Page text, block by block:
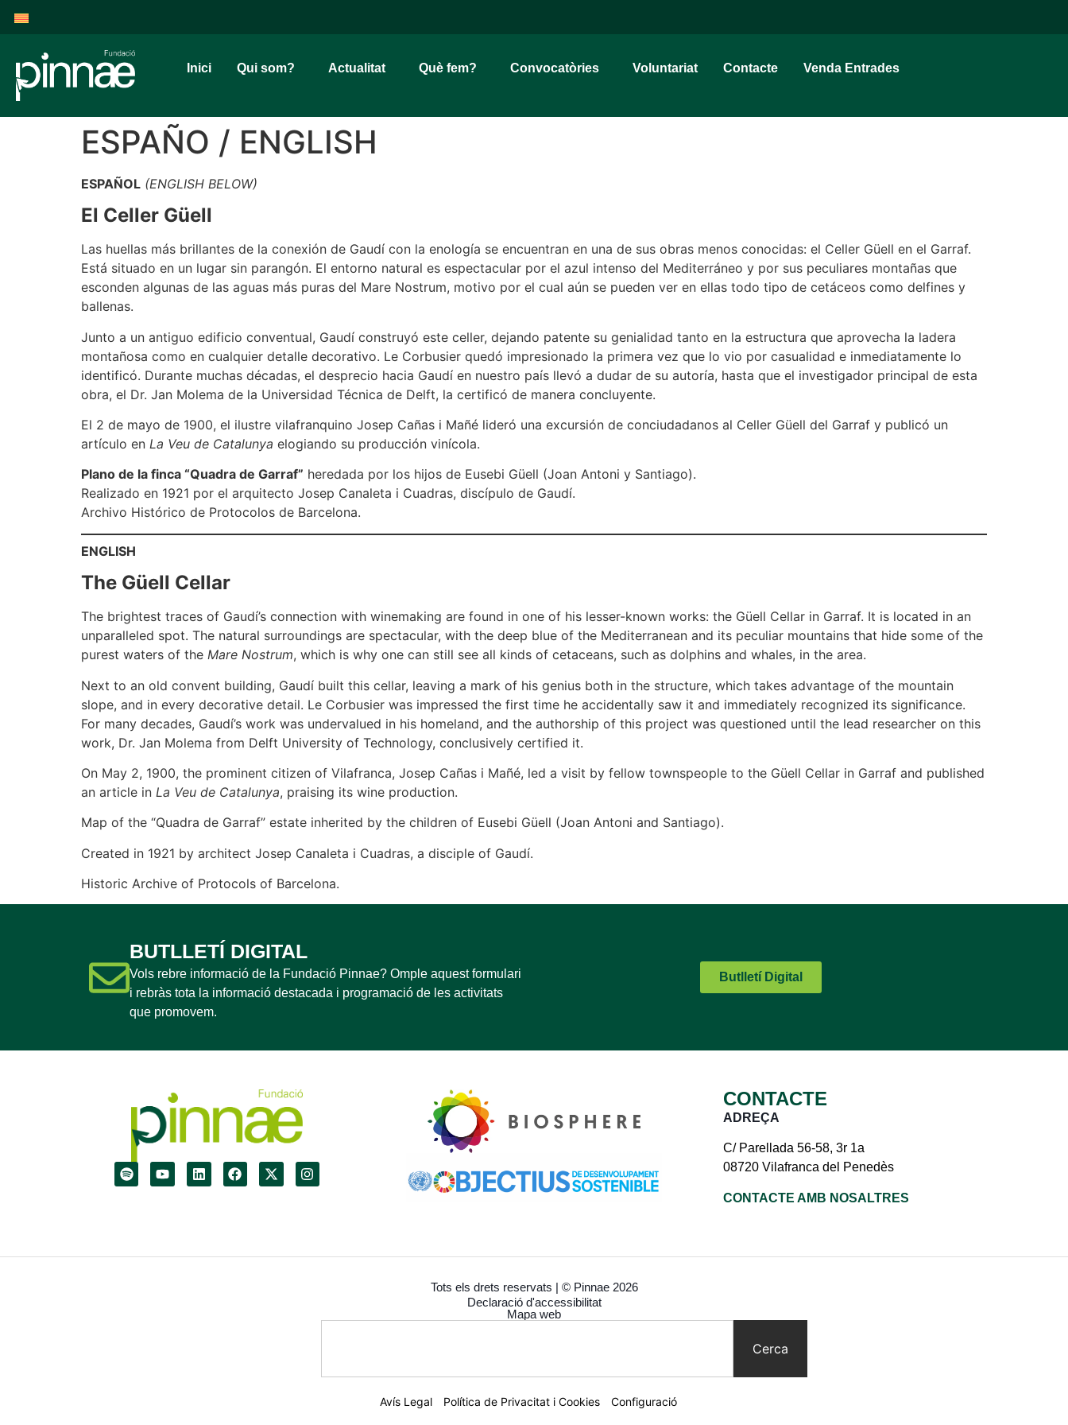
Inici Qui som? Actualitat Què fem? Convocatòries Voluntariat Contacte Venda Entrades
ESPAÑO / ENGLISH
ESPAÑOL (ENGLISH BELOW)
El Celler Güell
Las huellas más brillantes de la conexión de Gaudí con la enología se encuentran en una de sus obras menos conocidas: el Celler Güell en el Garraf.
Está situado en un lugar sin parangón. El entorno natural es espectacular por el azul intenso del Mediterráneo y por sus peculiares montañas que
esconden algunas de las aguas más puras del Mare Nostrum, motivo por el cual aún se pueden ver en ellas todo tipo de cetáceos como delfines y
ballenas.
Junto a un antiguo edificio conventual, Gaudí construyó este celler, dejando patente su genialidad tanto en la estructura que aprovecha la ladera
montañosa como en cualquier detalle decorativo. Le Corbusier quedó impresionado la primera vez que lo vio por casualidad e inmediatamente lo
identificó. Durante muchas décadas, el desprecio hacia Gaudí en nuestro país llevó a dudar de su autoría, hasta que el investigador principal de esta
obra, el Dr. Jan Molema de la Universidad Técnica de Delft, la certificó de manera concluyente.
El 2 de mayo de 1900, el ilustre vilafranquino Josep Cañas i Mañé lideró una excursión de conciudadanos al Celler Güell del Garraf y publicó un
artículo en La Veu de Catalunya elogiando su producción vinícola.
Plano de la finca “Quadra de Garraf” heredada por los hijos de Eusebi Güell (Joan Antoni y Santiago).
Realizado en 1921 por el arquitecto Josep Canaleta i Cuadras, discípulo de Gaudí.
Archivo Histórico de Protocolos de Barcelona.
ENGLISH
The Güell Cellar
The brightest traces of Gaudí’s connection with winemaking are found in one of his lesser-known works: the Güell Cellar in Garraf. It is located in an
unparalleled spot. The natural surroundings are spectacular, with the deep blue of the Mediterranean and its peculiar mountains that hide some of the
purest waters of the Mare Nostrum, which is why one can still see all kinds of cetaceans, such as dolphins and whales, in the area.
Next to an old convent building, Gaudí built this cellar, leaving a mark of his genius both in the structure, which takes advantage of the mountain
slope, and in every decorative detail. Le Corbusier was impressed the first time he accidentally saw it and immediately recognized its significance.
For many decades, Gaudí’s work was undervalued in his homeland, and the authorship of this project was questioned until the lead researcher on this
work, Dr. Jan Molema from Delft University of Technology, conclusively certified it.
On May 2, 1900, the prominent citizen of Vilafranca, Josep Cañas i Mañé, led a visit by fellow townspeople to the Güell Cellar in Garraf and published
an article in La Veu de Catalunya, praising its wine production.
Map of the “Quadra de Garraf” estate inherited by the children of Eusebi Güell (Joan Antoni and Santiago).
Created in 1921 by architect Josep Canaleta i Cuadras, a disciple of Gaudí.
Historic Archive of Protocols of Barcelona.
BUTLLETÍ DIGITAL
Vols rebre informació de la Fundació Pinnae? Omple aquest formulari
i rebràs tota la informació destacada i programació de les activitats
que promovem.
Butlletí Digital
CONTACTE
ADREÇA
C/ Parellada 56-58, 3r 1a
08720 Vilafranca del Penedès
CONTACTE AMB NOSALTRES
Tots els drets reservats | © Pinnae 2026
Declaració d'accessibilitat
Mapa web
Cerca
Avís Legal Política de Privacitat i Cookies Configuració